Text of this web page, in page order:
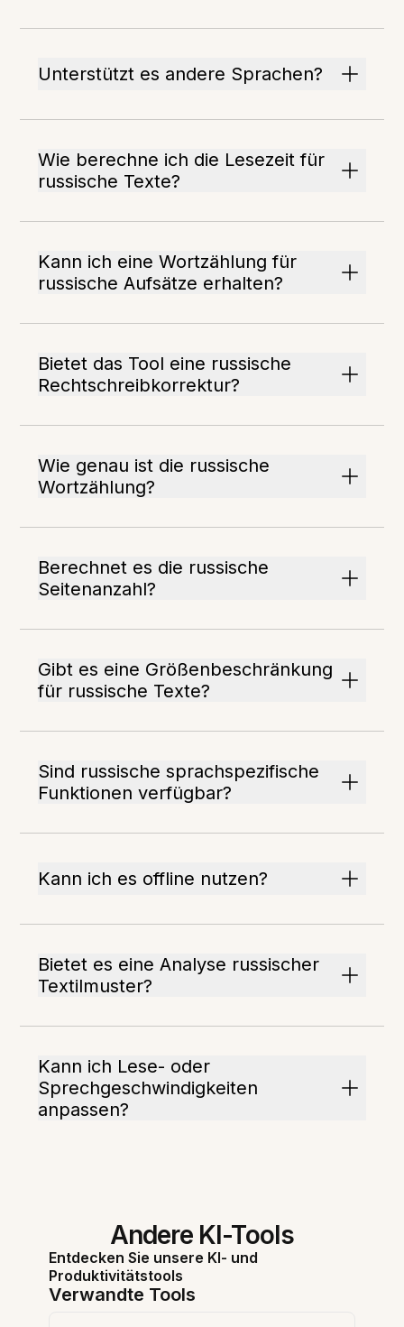
Unterstützt es andere Sprachen?
Wie berechne ich die Lesezeit für
russische Texte?
Kann ich eine Wortzählung für
russische Aufsätze erhalten?
Bietet das Tool eine russische
Rechtschreibkorrektur?
Wie genau ist die russische
Wortzählung?
Berechnet es die russische
Seitenanzahl?
Gibt es eine Größenbeschränkung
für russische Texte?
Sind russische sprachspezifische
Funktionen verfügbar?
Kann ich es offline nutzen?
Bietet es eine Analyse russischer
Textilmuster?
Kann ich Lese- oder
Sprechgeschwindigkeiten
anpassen?
Andere KI-Tools
Entdecken Sie unsere KI- und
Produktivitätstools
Verwandte Tools